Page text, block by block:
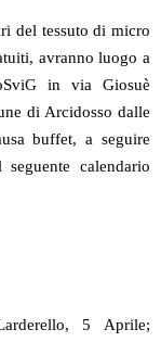
del tessuto di micro
avranno luogo a
in via Giosuè
di Arcidosso dalle
buffet, a seguire
calendario
5 Aprile;